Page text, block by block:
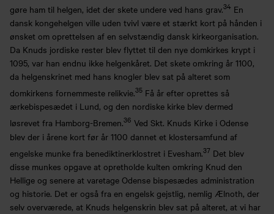
gøre ham til helgen, idet der skete undere ved hans grav.34 En
dansk kongehelgen ville uden tvivl være et stærkt kort på hånden i
ønsket om oprettelsen af en selvstændig dansk kirkeorganisation.
Da Knuds jordiske rester blev flyttet til den nye domkirkes krypt i
1095, var han endnu ikke helgenkåret. Det skete omkring år 1100,
da helgenskrinet med hans knogler blev sat på alteret som
domkirkens fornemmeste relikvie.35 Få år efter oprettes så
ærkebispesædet i Lund, og den nordiske kirke blev dermed
løsrevet fra Hamborg-Bremen.36 Ved Skt. Knuds Kirke i Odense
blev der i årene kort før år 1100 dannet et klostersamfund af
engelske munke fra benediktinerklostret i Evesham.37 Det blev
disse munkes opgave at opretholde kulten omkring Knud den
Hellige og senere at varetage Odense bispesædes administration
og historie. Det er også fra en engelsk gejstlig, nemlig Ælnoth, der
selv overværede, at Knuds helgenskrin blev sat på alteret, at vi har